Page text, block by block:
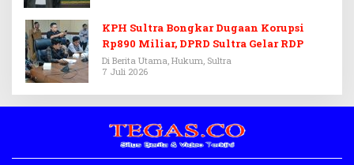
KPH Sultra Bongkar Dugaan Korupsi
Rp890 Miliar, DPRD Sultra Gelar RDP
Di Berita Utama, Hukum, Sultra
7 Juli 2026